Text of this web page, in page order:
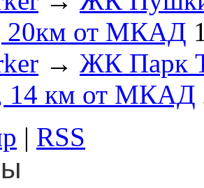
20км от МКАД
→ ЖК Парк
14 км от МКАД
| RSS